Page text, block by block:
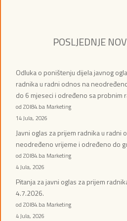
POSLJEDNJE
Odluka o poništenju dijela javnog
radnika u radni odnos na
do 6 mjeseci i određeno sa probnim
od ZOI84.ba Marketing
14 Jula, 2026
Javni oglas za prijem radnika u radni
neodređeno vrijeme i određeno do
od ZOI84.ba Marketing
4 Jula, 2026
Pitanja za javni oglas za prijem
4.7.2026.
od ZOI84.ba Marketing
4 Jula, 2026